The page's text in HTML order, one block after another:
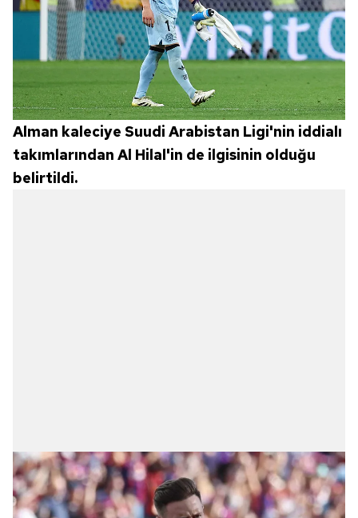
6698 sayılı Kişisel Verilerin Korunması Kanunu uyarınca
hazırlanmış Aydınlatma Metnimizi okumak ve sitemizde
ilgili mevzuata uygun olarak kullanılan çerezlerle ilgili bilgi
almak için lütfen
tıklayınız .
Alman kaleciye Suudi Arabistan Ligi'nin iddialı
takımlarından Al Hilal'in de ilgisinin olduğu
belirtildi.